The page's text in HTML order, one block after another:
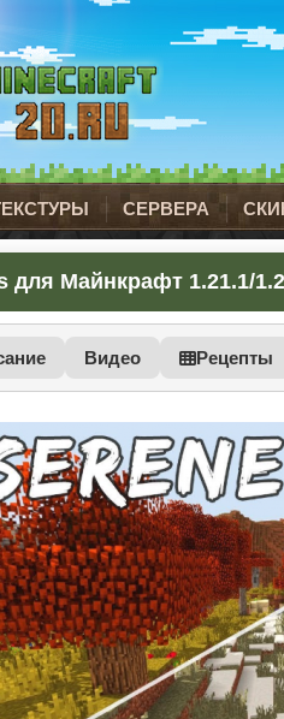
СЕРВЕРА
для Майнкрафт 1.21.1/
Видео Рецепты